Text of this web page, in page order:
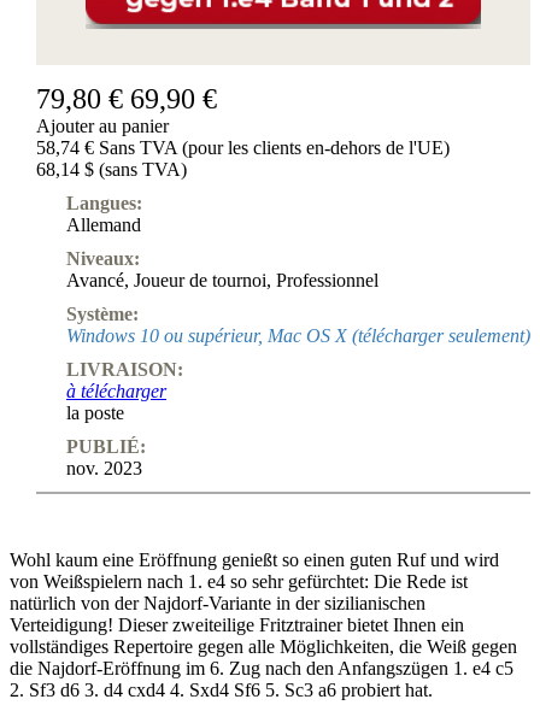
79,80 € 69,90 €
Ajouter au panier
58,74 € Sans TVA (pour les clients en-dehors de l'UE)
68,14 $ (sans TVA)
Langues:
Allemand
Niveaux:
Avancé, Joueur de tournoi, Professionnel
Système:
Windows 10 ou supérieur, Mac OS X (télécharger seulement)
LIVRAISON:
à télécharger
la poste
PUBLIÉ:
nov. 2023
Wohl kaum eine Eröffnung genießt so einen guten Ruf und wird
von Weißspielern nach 1. e4 so sehr gefürchtet: Die Rede ist
natürlich von der Najdorf-Variante in der sizilianischen
Verteidigung! Dieser zweiteilige Fritztrainer bietet Ihnen ein
vollständiges Repertoire gegen alle Möglichkeiten, die Weiß gegen
die Najdorf-Eröffnung im 6. Zug nach den Anfangszügen 1. e4 c5
2. Sf3 d6 3. d4 cxd4 4. Sxd4 Sf6 5. Sc3 a6 probiert hat.